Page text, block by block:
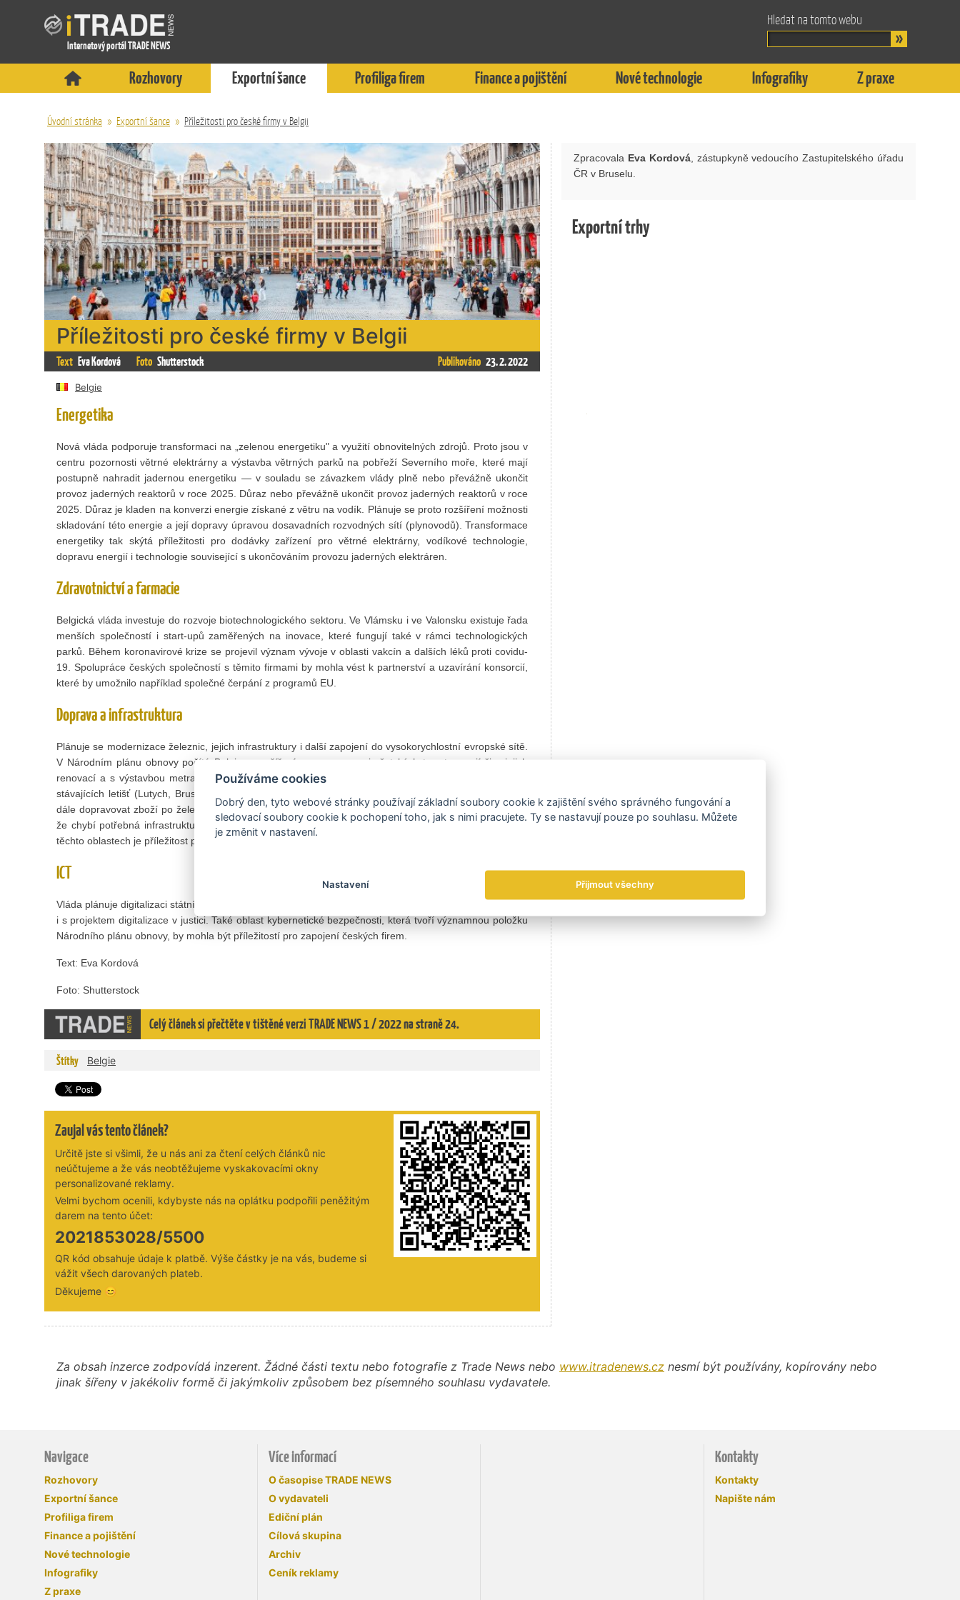
Internetový portál TRADE NEWS
Hledat na tomto webu
Rozhovory Exportní šance Profiliga firem Finance a pojištění Nové technologie Infografiky Z praxe
Úvodní stránka » Exportní šance » Příležitosti pro české firmy v Belgii
Příležitosti pro české firmy v Belgii
Text Eva Kordová Foto Shutterstock Publikováno 23. 2. 2022
Belgie
Energetika
Nová vláda podporuje transformaci na „zelenou energetiku" a využití obnovitelných zdrojů. Proto jsou v
centru pozornosti větrné elektrárny a výstavba větrných parků na pobřeží Severního moře, které mají
postupně nahradit jadernou energetiku — v souladu se závazkem vlády plně nebo převážně ukončit
provoz jaderných reaktorů v roce 2025. Důraz nebo převážně ukončit provoz jaderných reaktorů v roce
2025. Důraz je kladen na konverzi energie získané z větru na vodík. Plánuje se proto rozšíření možnosti
skladování této energie a její dopravy úpravou dosavadních rozvodných sítí (plynovodů). Transformace
energetiky tak skýtá příležitosti pro dodávky zařízení pro větrné elektrárny, vodíkové technologie,
dopravu energií i technologie související s ukončováním provozu jaderných elektráren.
Zdravotnictví a farmacie
Belgická vláda investuje do rozvoje biotechnologického sektoru. Ve Vlámsku i ve Valonsku existuje řada
menších společností i start-upů zaměřených na inovace, které fungují také v rámci technologických
parků. Během koronavirové krize se projevil význam vývoje v oblasti vakcín a dalších léků proti covidu-
19. Spolupráce českých společností s těmito firmami by mohla vést k partnerství a uzavírání konsorcií,
které by umožnilo například společné čerpání z programů EU.
Doprava a infrastruktura
Plánuje se modernizace železnic, jejich infrastruktury i další zapojení do vysokorychlostní evropské sítě.
V Národním plánu obnovy počítá Belgie s rozšířením provozu meziměstských tras tramvají či s jejich
renovací a s výstavbou metra. Plány na expanzi platí také pro nákladní dopravu, která by využila již
stávajících letišť (Lutych, Brusel-Zaventem) i přístavu v Antverpách jako mezinárodních uzlů s ambicí
dále dopravovat zboží po železnici v širším regionu. Přechod na elektromobilitu je v Belgii omezen tím,
že chybí potřebná infrastruktura dobíjecích stanic pro osobní i nákladní a námořní dopravu. Ve všech
těchto oblastech je příležitost pro české firmy pro zapojení se do dodavatelských řetězců.
ICT
Vláda plánuje digitalizaci státní správy včetně sektoru zdravotnictví. Belgický Národní plán obnovy počítá
i s projektem digitalizace v justici. Také oblast kybernetické bezpečnosti, která tvoří významnou položku
Národního plánu obnovy, by mohla být příležitostí pro zapojení českých firem.
Text: Eva Kordová
Foto: Shutterstock
Celý článek si přečtěte v tištěné verzi TRADE NEWS 1 / 2022 na straně 24.
Štítky Belgie
Zaujal vás tento článek?
Určitě jste si všimli, že u nás ani za čtení celých článků nic
neúčtujeme a že vás neobtěžujeme vyskakovacími okny
personalizované reklamy.
Velmi bychom ocenili, kdybyste nás na oplátku podpořili peněžitým
darem na tento účet:
2021853028/5500
QR kód obsahuje údaje k platbě. Výše částky je na vás, budeme si
vážit všech darovaných plateb.
Děkujeme 😊
Zpracovala Eva Kordová, zástupkyně vedoucího Zastupitelského úřadu
ČR v Bruselu.
Exportní trhy
Za obsah inzerce zodpovídá inzerent. Žádné části textu nebo fotografie z Trade News nebo www.itradenews.cz nesmí být používány, kopírovány nebo
jinak šířeny v jakékoliv formě či jakýmkoliv způsobem bez písemného souhlasu vydavatele.
Navigace
Rozhovory
Exportní šance
Profiliga firem
Finance a pojištění
Nové technologie
Infografiky
Z praxe
Více informací
O časopise TRADE NEWS
O vydavateli
Ediční plán
Cílová skupina
Archiv
Ceník reklamy
Kontakty
Kontakty
Napište nám
Používáme cookies
Dobrý den, tyto webové stránky používají základní soubory cookie k zajištění svého správného fungování a
sledovací soubory cookie k pochopení toho, jak s nimi pracujete. Ty se nastavují pouze po souhlasu. Můžete
je změnit v nastavení.
Nastavení Přijmout všechny